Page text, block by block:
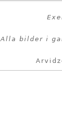
Alla bilder i